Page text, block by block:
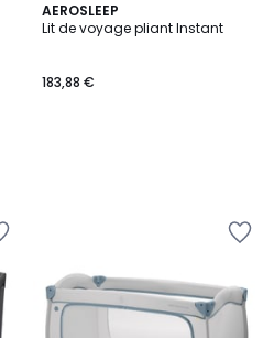
AEROSLEEP
Lit de voyage pliant Instant
183,88 €